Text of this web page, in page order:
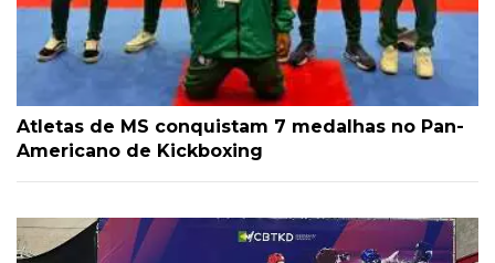
Atletas de MS conquistam 7 medalhas no Pan-
Americano de Kickboxing